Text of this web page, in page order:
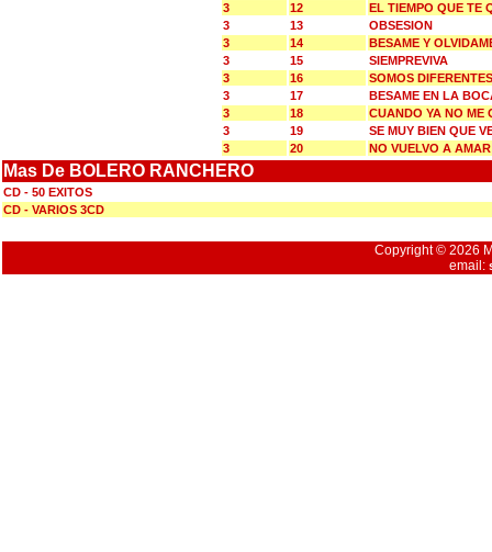
3
12
EL TIEMPO QUE TE
3
13
OBSESION
3
14
BESAME Y
3
15
SIEMPREVIVA
3
16
SOMOS DIFERENTES
3
17
BESAME EN LA
3
18
CUANDO YA NO ME
3
19
SE MUY BIEN QUE
3
20 NO VUELVO A AMAR
Mas De BOLERO RANCHERO
CD - 50 EXITOS
CD - VARIOS 3CD
Copyright © 2026
email: